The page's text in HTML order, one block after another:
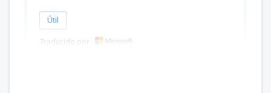
Útil
Traducido por